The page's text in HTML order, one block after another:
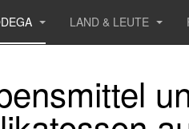
LAND & LEUTE